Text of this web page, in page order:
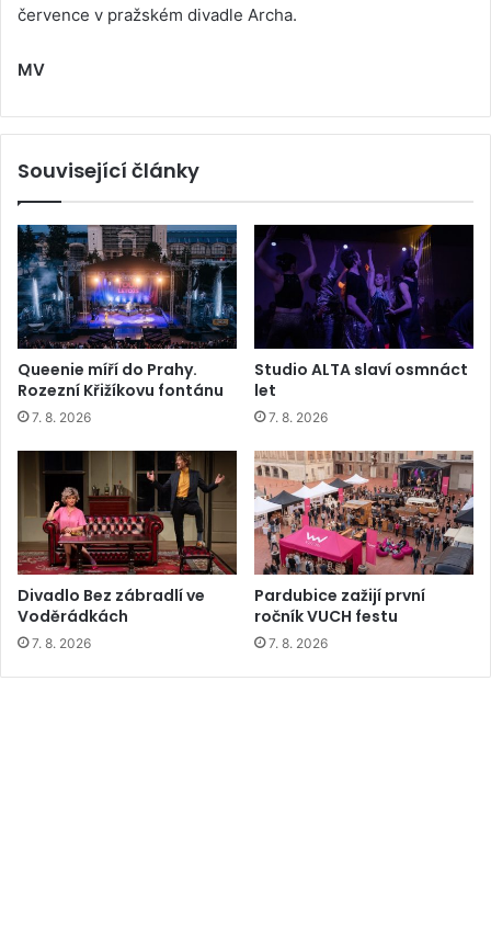
července v pražském divadle Archa.
MV
Související články
Queenie míří do Prahy.
Rozezní Křižíkovu fontánu
7. 8. 2026
Studio ALTA slaví osmnáct
let
7. 8. 2026
Divadlo Bez zábradlí ve
Voděrádkách
7. 8. 2026
Pardubice zažijí první
ročník VUCH festu
7. 8. 2026